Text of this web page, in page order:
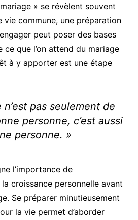
» se révèlent souvent
vie commune, une préparation
peut poser des bases
ce que l’on attend du mariage
à y apporter est une étape
n’est pas seulement de
personne, c’est aussi
personne. »
l’importance de
croissance personnelle avant
Se préparer minutieusement
la vie permet d’aborder